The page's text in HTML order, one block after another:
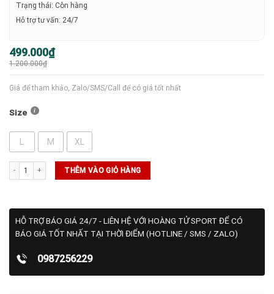
Trạng thái: Còn hàng
Hỗ trợ tư vấn: 24/7
1.200.000₫
Giá
gốc
là:
499.000₫
Giá
hiện
tại
Giá để tham khảo, Zalo/SMS/Call để có giá tốt nhất
Size
M XL
SALE QUẦN SERGIOTACCHINI số lượng
THÊM VÀO GIỎ HÀNG
HỖ TRỢ BÁO GIÁ 24/7 - LIÊN HỆ VỚI HOÀNG TỬ SPORT ĐỂ CÓ
BÁO GIÁ TỐT NHẤT TẠI THỜI ĐIỂM (HOTLINE / SMS / ZALO)
0987256229